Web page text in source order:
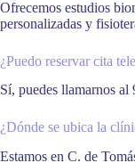
Ofrecemos estudios
personalizadas y
¿Puedo reservar cita
Sí, puedes llamarnos al
¿Dónde se ubica la
Estamos en C. de